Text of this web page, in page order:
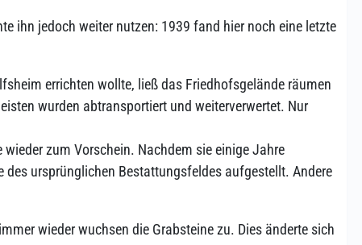
ihn jedoch weiter nutzen: 1939 fand hier noch eine letzte
errichten wollte, ließ das Friedhofsgelände räumen
wurden abtransportiert und weiterverwertet. Nur
zum Vorschein. Nachdem sie einige Jahre
des ursprünglichen Bestattungsfeldes aufgestellt. Andere
wieder wuchsen die Grabsteine zu. Dies änderte sich